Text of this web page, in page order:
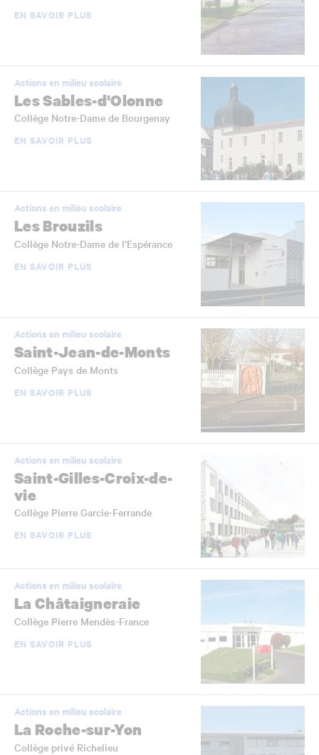
EN SAVOIR PLUS
Actions en milieu scolaire
Les Sables-d'Olonne
Collège Notre-Dame de Bourgenay
EN SAVOIR PLUS
Actions en milieu scolaire
Les Brouzils
Collège Notre-Dame de l’Espérance
EN SAVOIR PLUS
Actions en milieu scolaire
Saint-Jean-de-Monts
Collège Pays de Monts
EN SAVOIR PLUS
Actions en milieu scolaire
Saint-Gilles-Croix-de-
vie
Collège Pierre Garcie-Ferrande
EN SAVOIR PLUS
Actions en milieu scolaire
La Châtaigneraie
Collège Pierre Mendès-France
EN SAVOIR PLUS
Actions en milieu scolaire
La Roche-sur-Yon
Collège privé Richelieu